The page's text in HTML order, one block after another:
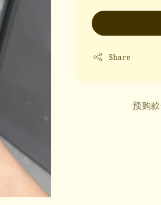
Share
预购